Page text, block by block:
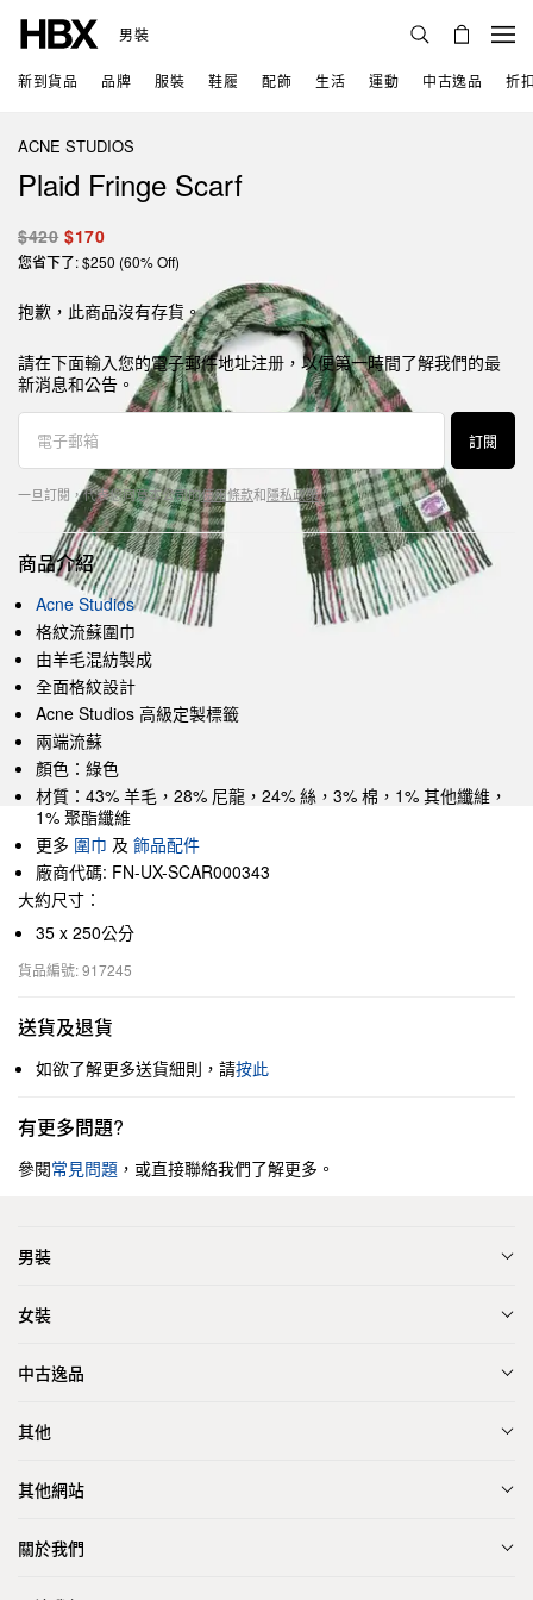
男裝
新到貨品 品牌 服裝 鞋履 配飾 生活 運動 中古逸品 折
ACNE STUDIOS
Plaid Fringe Scarf
$420 $170
您省下了: $250 (60% Off)
抱歉，此商品沒有存貨。
請在下面輸入您的電子郵件地址注册，以便第一時間了解我們的最
新消息和公告。
訂閱
一旦訂閱，代表您同意本公司的使用條款和隱私政策。
商品介紹
Acne Studios
格紋流蘇圍巾
由羊毛混紡製成
全面格紋設計
Acne Studios 高級定製標籤
兩端流蘇
顏色：綠色
材質：43% 羊毛，28% 尼龍，24% 絲，3% 棉，1% 其他纖維，
1% 聚酯纖維
更多 圍巾 及 飾品配件
廠商代碼: FN-UX-SCAR000343
大約尺寸：
35 x 250公分
貨品編號: 917245
送貨及退貨
如欲了解更多送貨細則，請按此
有更多問題?
參閱常見問題 ，或直接聯絡我們了解更多。
男裝
女裝
中古逸品
其他
其他網站
關於我們